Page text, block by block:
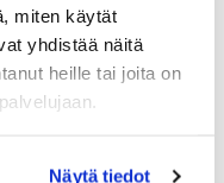
miten käytät
yhdistää näitä
heille tai joita on
Näytä tiedot